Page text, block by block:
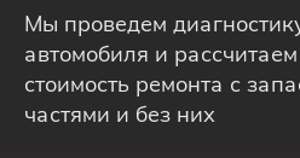
Мы проведем
автомобиля и
стоимость ремонта с
частями и без них